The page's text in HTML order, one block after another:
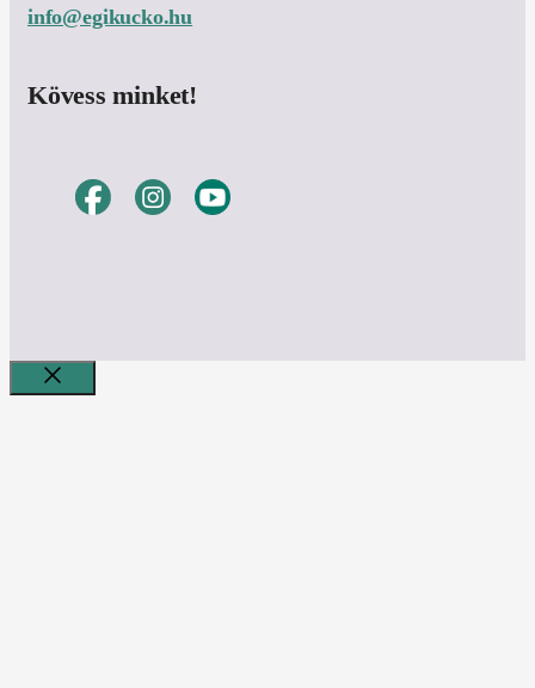
info@egikucko.hu
Kövess minket!
Bezár